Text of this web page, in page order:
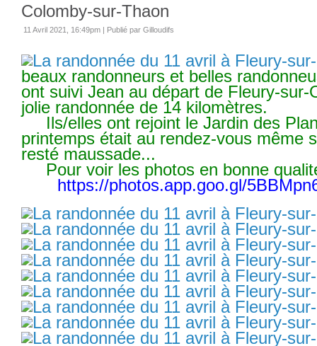
Colomby-sur-Thaon
11 Avril 2021, 16:49pm | Publié par Gilloudifs
beaux randonneurs et belles
ont suivi Jean au départ de Fleury-sur-
jolie randonnée de 14 kilomètres.
Ils/elles ont rejoint le Jardin des
printemps était au rendez-vous même
resté maussade...
Pour voir les photos en bonne
https://photos.app.goo.gl/